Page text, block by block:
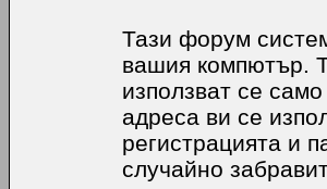
Тази форум
вашия компютър.
използват се
адреса ви се
регистрацията и
случайно